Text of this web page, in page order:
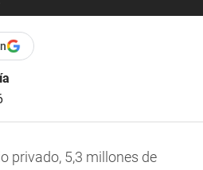
privado, 5,3 millones de